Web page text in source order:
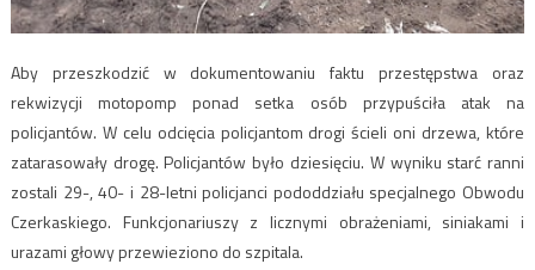
Aby przeszkodzić w dokumentowaniu faktu przestępstwa oraz
rekwizycji motopomp ponad setka osób przypuściła atak na
policjantów. W celu odcięcia policjantom drogi ścieli oni drzewa, które
zatarasowały drogę. Policjantów było dziesięciu. W wyniku starć ranni
zostali 29-, 40- i 28-letni policjanci pododdziału specjalnego Obwodu
Czerkaskiego. Funkcjonariuszy z licznymi obrażeniami, siniakami i
urazami głowy przewieziono do szpitala.